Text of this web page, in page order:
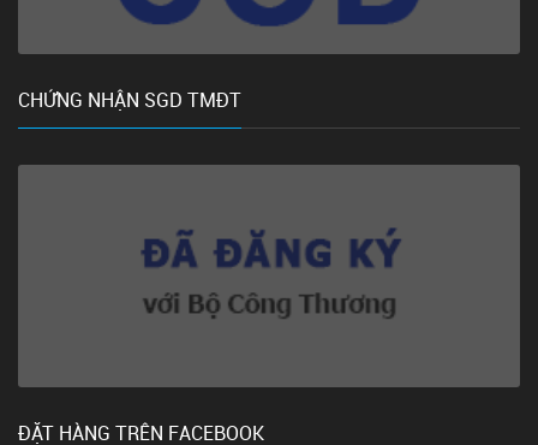
CHỨNG NHẬN SGD TMĐT
ĐẶT HÀNG TRÊN FACEBOOK